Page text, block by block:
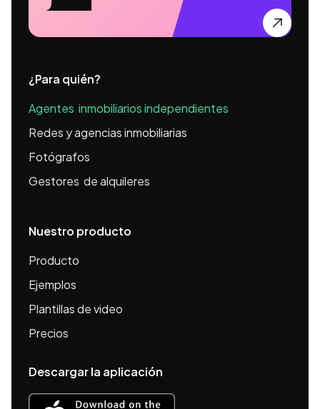

¿Para quién?
Agentes inmobiliarios independientes
Redes y agencias inmobiliarias
Fotógrafos
Gestores de alquileres
Nuestro producto
Producto
Ejemplos
Plantillas de video
Precios
Descargar la aplicación